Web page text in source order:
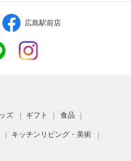
広島駅前店
ズ ギフト 食品
キッチンリビング・美術